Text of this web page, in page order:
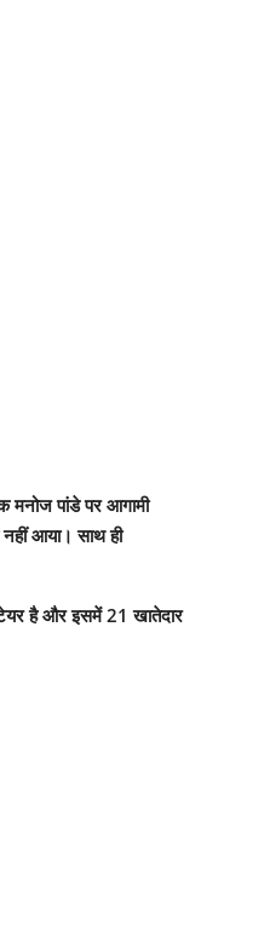
मनोज पांडे पर आगामी
आया। साथ ही
है और इसमें 21 खातेदार